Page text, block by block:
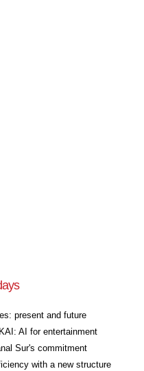
present and future
AI for entertainment
Sur's commitment
with a new structure